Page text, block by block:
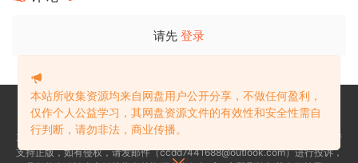
请先 登录
本站所收集资源均来自网盘用户公开分享，不做任何盈利，仅作个人公益学
习，其网盘资源文件的有效性和安全性需自行判断，请勿非法，商业传播，请
支持正版，如有侵权，请发邮件（ccdd7441688@outlook.com）进行投诉，
本站所收集资源均来自网盘用户公开分享，不做任何盈利，
仅作个人公益学习，其网盘资源文件的有效性和安全性需自
行判断，请勿非法，商业传播。